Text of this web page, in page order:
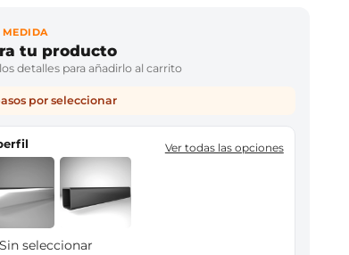
MEDIDA
tu producto
detalles para añadirlo al carrito
por seleccionar
Ver todas las opciones
Sin seleccionar